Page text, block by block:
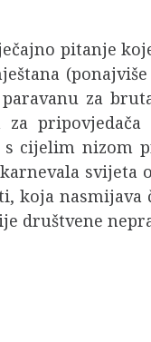
pitanje
za
cijelim nizom
svijeta
koja
društvene